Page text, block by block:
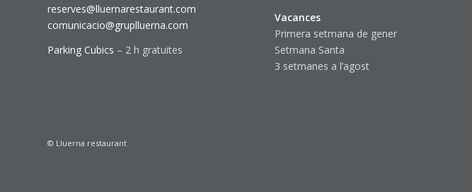
reserves@lluernarestaurant.com
comunicacio@gruplluerna.com
Parking Cubics – 2 h gratuites
Vacances
Primera setmana de gener
Setmana Santa
3 setmanes a l’agost
© Lluerna restaurant